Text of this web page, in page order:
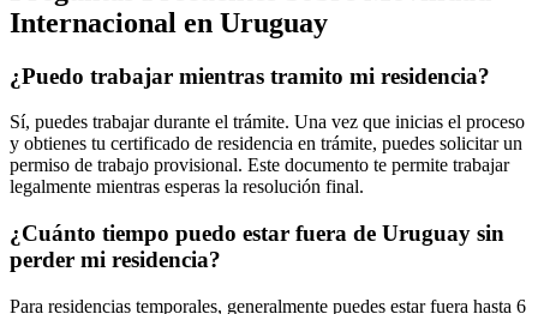
Internacional en Uruguay
¿Puedo trabajar mientras tramito mi residencia?
Sí, puedes trabajar durante el trámite. Una vez que inicias el proceso
y obtienes tu certificado de residencia en trámite, puedes solicitar un
permiso de trabajo provisional. Este documento te permite trabajar
legalmente mientras esperas la resolución final.
¿Cuánto tiempo puedo estar fuera de Uruguay sin
perder mi residencia?
Para residencias temporales, generalmente puedes estar fuera hasta 6